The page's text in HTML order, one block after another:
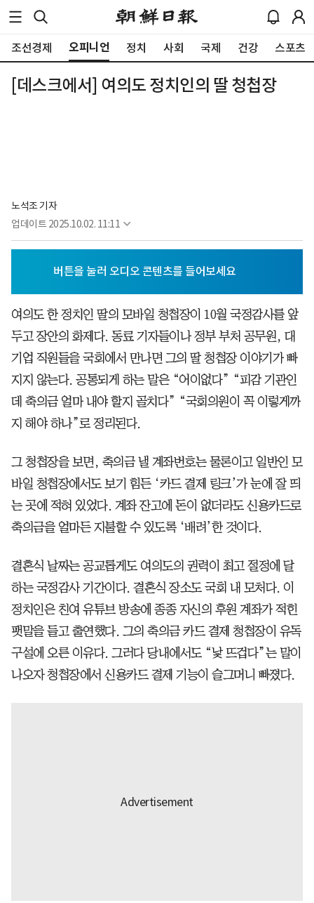
조선경제 오피니언 정치 사회 국제 건강 스포츠
[데스크에서] 여의도 정치인의 딸 청첩장
노석조 기자
업데이트 2025.10.02. 11:11
여의도 한 정치인 딸의 모바일 청첩장이 10월 국정감사를 앞
두고 장안의 화제다. 동료 기자들이나 정부 부처 공무원, 대
기업 직원들을 국회에서 만나면 그의 딸 청첩장 이야기가 빠
지지 않는다. 공통되게 하는 말은 “어이없다” “피감 기관인
데 축의금 얼마 내야 할지 골치다” “국회의원이 꼭 이렇게까
지 해야 하나”로 정리된다.
그 청첩장을 보면, 축의금 낼 계좌번호는 물론이고 일반인 모
바일 청첩장에서도 보기 힘든 ‘카드 결제 링크’가 눈에 잘 띄
는 곳에 적혀 있었다. 계좌 잔고에 돈이 없더라도 신용카드로
축의금을 얼마든 지불할 수 있도록 ‘배려’한 것이다.
결혼식 날짜는 공교롭게도 여의도의 권력이 최고 절정에 달
하는 국정감사 기간이다. 결혼식 장소도 국회 내 모처다. 이
정치인은 친여 유튜브 방송에 종종 자신의 후원 계좌가 적힌
팻말을 들고 출연했다. 그의 축의금 카드 결제 청첩장이 유독
구설에 오른 이유다. 그러다 당내에서도 “낯 뜨겁다”는 말이
나오자 청첩장에서 신용카드 결제 기능이 슬그머니 빠졌다.